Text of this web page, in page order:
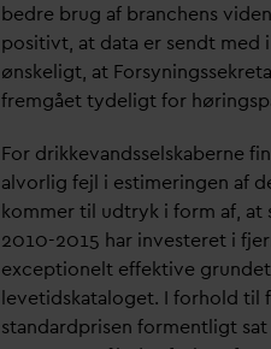
bedre brug af branchens
positivt, at data er sendt
ønskeligt, at
fremgået tydeligt for
For drikkevandsselskaberne
alvorlig fejl i estimeringen af
kommer til udtryk i form af, at
2010-2015 har investeret i
exceptionelt effektive
levetidskataloget. I forhold til
standardprisen formentligt